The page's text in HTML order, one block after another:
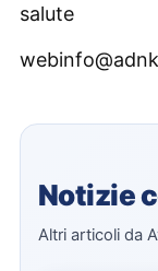
salute
Notizie
Altri articoli da